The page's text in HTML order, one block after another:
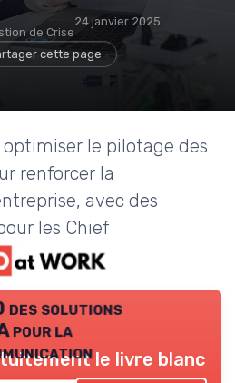
de Crise
24 janvier 2025
cette page
le pilotage des
renforcer la
avec des
les Chief
des solutions
pour la
le livre blanc